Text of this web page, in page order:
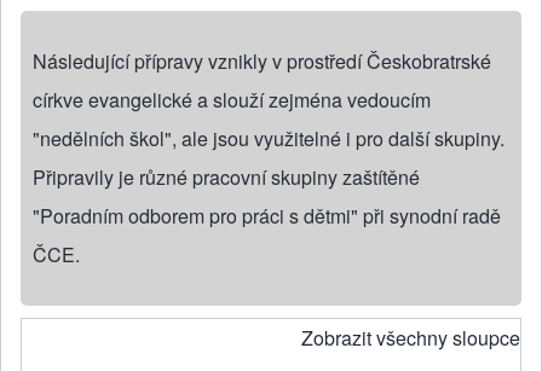
Následující přípravy vznikly v prostředí Českobratrské
církve evangelické a slouží zejména vedoucím
"nedělních škol", ale jsou využitelné i pro další skupiny.
Připravily je různé pracovní skupiny zaštítěné
"Poradním odborem pro práci s dětmi" při synodní radě
ČCE.
Zobrazit všechny sloupce